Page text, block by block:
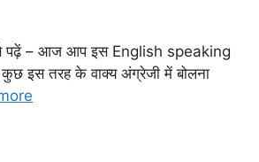
पढ़ें – आज आप इस English speaking
इस तरह के वाक्य अंग्रेजी में बोलना